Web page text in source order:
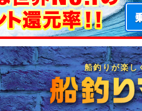
船釣りが楽し